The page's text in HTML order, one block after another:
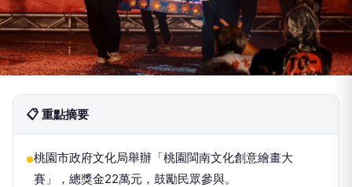
📋 重點摘要
●桃園市政府文化局舉辦「桃園閩南文化創意繪畫大
賽」，總獎金22萬元，鼓勵民眾參與。